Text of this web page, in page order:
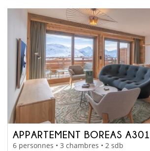
APPARTEMENT BOREAS A301
6 personnes • 3 chambres • 2 sdb